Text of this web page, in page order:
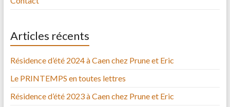
Articles récents
Résidence d’été 2024 à Caen chez Prune et Eric
Le PRINTEMPS en toutes lettres
Résidence d’été 2023 à Caen chez Prune et Eric